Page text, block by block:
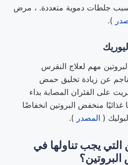
جلطات دموية متعددة. ، مرض
).
مهم لعلاج النقرس
عن زيادة تخليق حمض
على الفئران المصابة بداء
منخفض البروتين انخفاضًا
( المصدر ).
التي يجب تناولها في